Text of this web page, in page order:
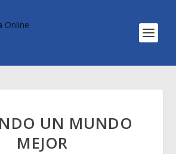
UN MUNDO
MEJOR